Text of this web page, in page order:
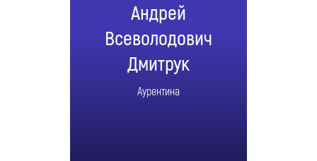
Андрей
Всеволодович
Дмитрук
Аурентина